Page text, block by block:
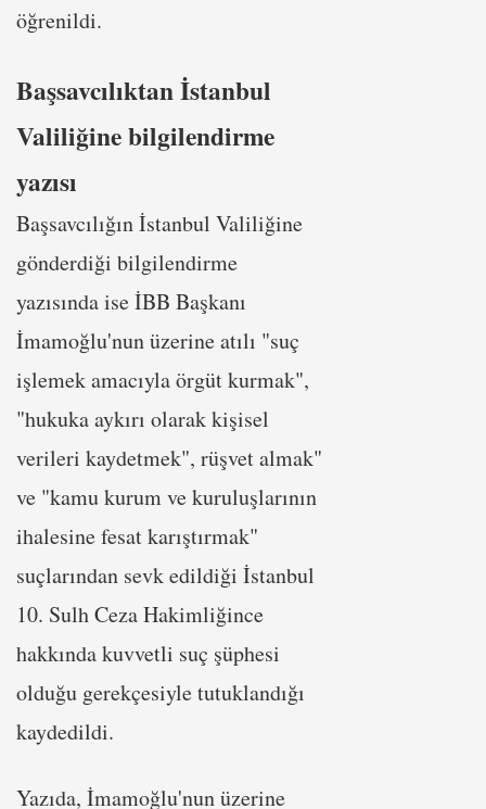
öğrenildi.
Başsavcılıktan İstanbul
Valiliğine bilgilendirme
yazısı
Başsavcılığın İstanbul Valiliğine
gönderdiği bilgilendirme
yazısında ise İBB Başkanı
İmamoğlu'nun üzerine atılı "suç
işlemek amacıyla örgüt kurmak",
"hukuka aykırı olarak kişisel
verileri kaydetmek", rüşvet almak"
ve "kamu kurum ve kuruluşlarının
ihalesine fesat karıştırmak"
suçlarından sevk edildiği İstanbul
10. Sulh Ceza Hakimliğince
hakkında kuvvetli suç şüphesi
olduğu gerekçesiyle tutuklandığı
kaydedildi.
Yazıda, İmamoğlu'nun üzerine